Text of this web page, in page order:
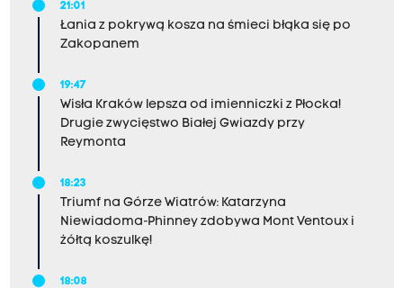
21:01
Łania z pokrywą kosza na śmieci błąka się po
Zakopanem
19:47
Wisła Kraków lepsza od imienniczki z Płocka!
Drugie zwycięstwo Białej Gwiazdy przy
Reymonta
18:23
Triumf na Górze Wiatrów: Katarzyna
Niewiadoma-Phinney zdobywa Mont Ventoux i
żółtą koszulkę!
18:08